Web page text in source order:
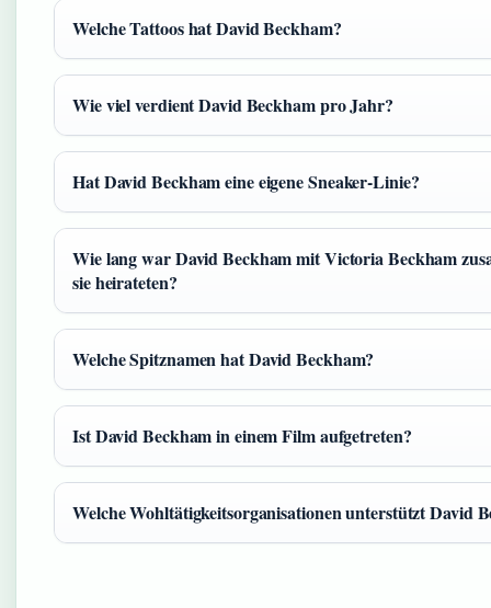
Welche Tattoos hat David Beckham?
Wie viel verdient David Beckham pro Jahr?
Hat David Beckham eine eigene Sneaker-Linie?
Wie lang war David Beckham mit Victoria Beckham
sie heirateten?
Welche Spitznamen hat David Beckham?
Ist David Beckham in einem Film aufgetreten?
Welche Wohltätigkeitsorganisationen unterstützt David